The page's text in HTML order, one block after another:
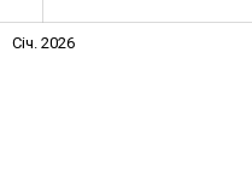
Січ. 2026